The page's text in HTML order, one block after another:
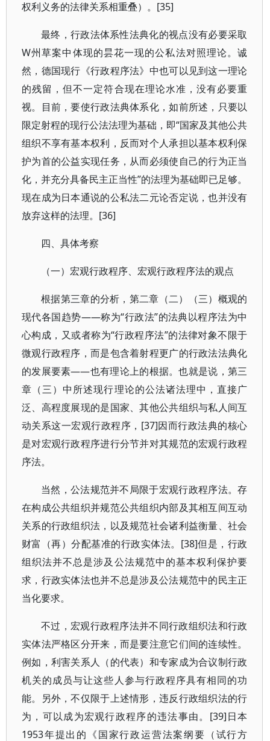
权利义务的法律关系相重叠）。[35]
最终，行政法体系性法典化的视点没有必要采取
W州草案中体现的昙花一现的公私法对照理论。诚
然，德国现行《行政程序法》中也可以见到这一理论
的残留，但不一定符合现在理论水准，没有必要重
视。目前，要使行政法典体系化，如前所述，只要以
限定射程的现行公法法理为基础，即“国家及其他公共
组织不享有基本权利，反而对个人承担以基本权利保
护为首的公益实现任务，从而必须使自己的行为正当
化，并充分具备民主正当性”的法理为基础即已足够。
现在成为日本通说的公私法二元论否定说，也并没有
放弃这样的法理。[36]
四、具体考察
（一）宏观行政程序、宏观行政程序法的观点
根据第三章的分析，第二章（二）（三）概观的
现代各国趋势——称为“行政法”的法典以程序法为中
心构成，又或者称为“行政程序法”的法律对象不限于
微观行政程序，而是包含着射程更广的行政法法典化
的发展要素——也有理论上的根据。也就是说，第三
章（三）中所述现行理论的公法诸法理中，直接广
泛、高程度展现的是国家、其他公共组织与私人间互
动关系这一宏观行政程序，[37]因而行政法典的核心
是对宏观行政程序进行分节并对其规范的宏观行政程
序法。
当然，公法规范并不局限于宏观行政程序法。存
在构成公共组织并规范公共组织内部及其相互间互动
关系的行政组织法，以及规范社会诸利益衡量、社会
财富（再）分配基准的行政实体法。[38]但是，行政
组织法并不总是涉及公法规范中的基本权利保护要
求，行政实体法也并不总是涉及公法规范中的民主正
当化要求。
不过，宏观行政程序法并不同行政组织法和行政
实体法严格区分开来，而是要注意它们间的连续性。
例如，利害关系人（的代表）和专家成为合议制行政
机关的成员与让这些人参与行政程序具有相同的功
能。另外，不仅限于上述情形，违反行政组织法的行
为，可以成为宏观行政程序的违法事由。[39]日本
1953年提出的《国家行政运营法案纲要（试行方